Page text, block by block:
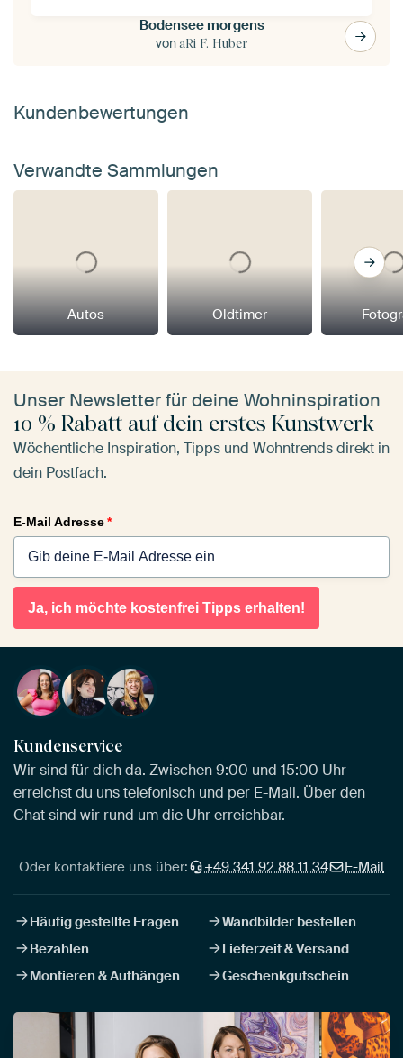
Bodensee morgens
vonaRi F. Huber
Kundenbewertungen
Verwandte Sammlungen
Autos Oldtimer
Unser Newsletter für deine Wohninspiration
10 % Rabatt auf dein erstes Kunstwerk
Wöchentliche Inspiration, Tipps und Wohntrends direkt in
dein Postfach.
E-Mail Adresse*
Ja, ich möchte kostenfrei Tipps erhalten!
Kundenservice
Wir sind für dich da. Zwischen 9:00 und 15:00 Uhr
erreichst du uns telefonisch und per E-Mail. Über den
Chat sind wir rund um die Uhr erreichbar.
Oder kontaktiere uns über: +49 341 92 88 11 34 E-Mail
Häufig gestellte Fragen
Wandbilder bestellen
Bezahlen
Lieferzeit & Versand
Montieren & Aufhängen
Geschenkgutschein